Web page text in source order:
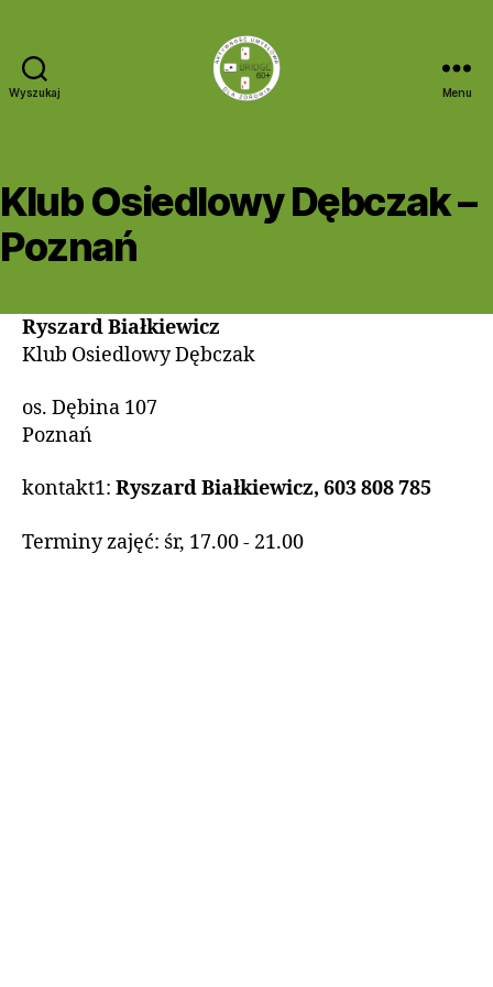
Wyszukaj Menu
Klub Osiedlowy Dębczak –
Poznań
Ryszard Białkiewicz
Klub Osiedlowy Dębczak
os. Dębina 107
Poznań
kontakt1: Ryszard Białkiewicz, 603 808 785
Terminy zajęć: śr, 17.00 - 21.00